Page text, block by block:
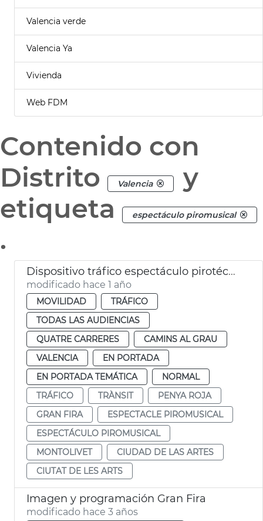
Valencia verde
Valencia Ya
Vivienda
Web FDM
Contenido con
Distrito
Valencia
y
etiqueta
espectáculo piromusical
.
Dispositivo tráfico espectáculo pirotécnico Gran Fira
modificado hace 1 año
MOVILIDAD
TRÁFICO
TODAS LAS AUDIENCIAS
QUATRE CARRERES
CAMINS AL GRAU
VALENCIA
EN PORTADA
EN PORTADA TEMÁTICA
NORMAL
TRÁFICO
TRÀNSIT
PENYA ROJA
GRAN FIRA
ESPECTACLE PIROMUSICAL
ESPECTÁCULO PIROMUSICAL
MONTOLIVET
CIUDAD DE LAS ARTES
CIUTAT DE LES ARTS
Imagen y programación Gran Fira
modificado hace 3 años